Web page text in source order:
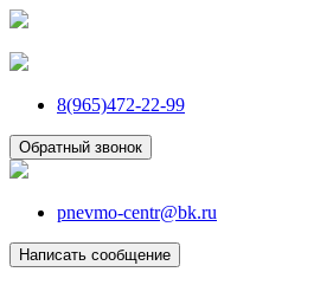
8(965)472-22-99
Обратный звонок
pnevmo-centr@bk.ru
Написать сообщение